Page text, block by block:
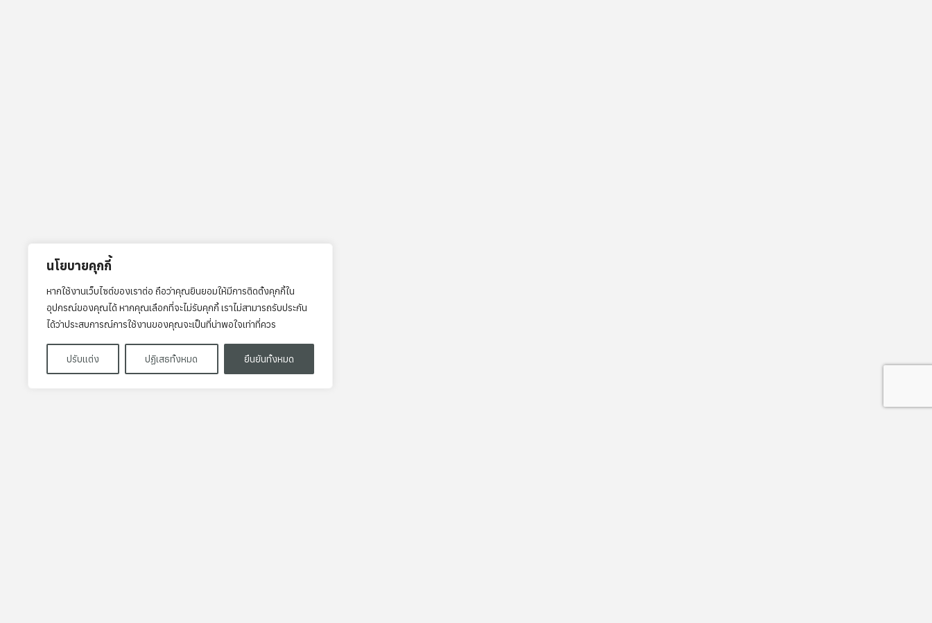
นโยบายคุกกี้
หากใช้งานเว็บไซต์ของเราต่อ ถือว่าคุณยินยอมให้มีการติดตั้งคุกกี้ใน
อุปกรณ์ของคุณได้ หากคุณเลือกที่จะไม่รับคุกกี้ เราไม่สามารถรับประกัน
ได้ว่าประสบการณ์การใช้งานของคุณจะเป็นที่น่าพอใจเท่าที่ควร
ปรับแต่ง ปฏิเสธทั้งหมด ยืนยันทั้งหมด